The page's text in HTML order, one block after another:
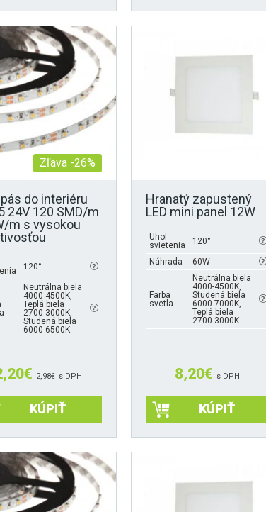
pás do interiéru
24V 120 SMD/m
m s vysokou
Zľava -26%
120°
Neutrálna biela
4000-4500K,
Teplá biela
2700-3000K,
Studená biela
6000-6500K
€ 2,98€ s DPH
KÚPIŤ
Hranatý zapustený
LED mini panel 12W
Uhol
svietenia
120°
Náhrada 60W
Farba
svetla
Neutrálna biela
4000-4500K,
Studená biela
6000-7000K,
Teplá biela
2700-3000K
8,20€ s DPH
KÚPIŤ